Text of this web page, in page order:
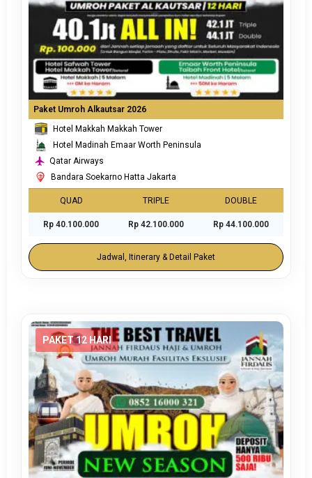
Paket Umroh Alkautsar 2026
Hotel Makkah Makkah Tower
Hotel Madinah Emaar Worth Peninsula
Qatar Airways
Bandara Soekarno Hatta Jakarta
QUAD TRIPLE DOUBLE
Rp 40.100.000 Rp 42.100.000 Rp 44.100.000
Jadwal, Itinerary & Detail Paket
PAKET 12 HARI